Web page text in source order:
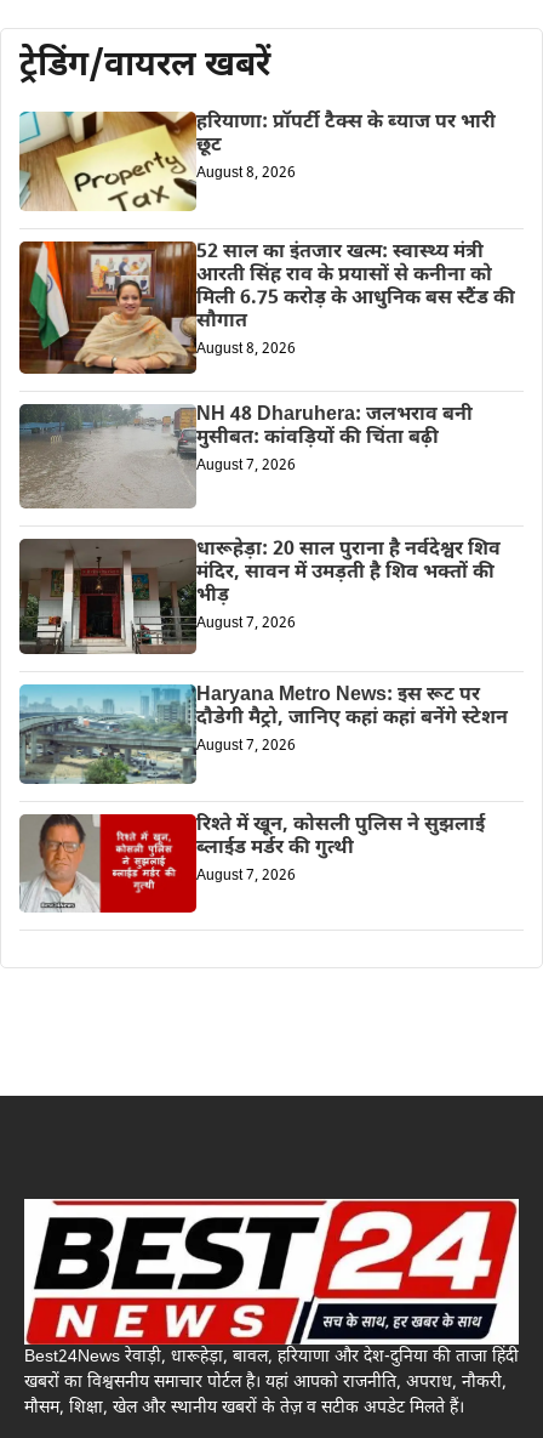
ट्रेडिंग/वायरल खबरें
हरियाणा: प्रॉपर्टी टैक्स के ब्याज पर भारी
छूट
August 8, 2026
52 साल का इंतजार खत्म: स्वास्थ्य मंत्री
आरती सिंह राव के प्रयासों से कनीना को
मिली 6.75 करोड़ के आधुनिक बस स्टैंड की
सौगात
August 8, 2026
NH 48 Dharuhera: जलभराव बनी
मुसीबत: कांवड़ियों की चिंता बढ़ी
August 7, 2026
धारूहेड़ा: 20 साल पुराना है नर्वदेश्वर शिव
मंदिर, सावन में उमड़ती है शिव भक्तों की
भीड़
August 7, 2026
Haryana Metro News: इस रूट पर
दौडेगी मैट्रो, जानिए कहां कहां बनेंगे स्टेशन
August 7, 2026
रिश्ते में खून, कोसली पुलिस ने सुझलाई
ब्लाईड मर्डर की गुत्थी
August 7, 2026
Best24News रेवाड़ी, धारूहेड़ा, बावल, हरियाणा और देश-दुनिया की ताजा हिंदी
खबरों का विश्वसनीय समाचार पोर्टल है। यहां आपको राजनीति, अपराध, नौकरी,
मौसम, शिक्षा, खेल और स्थानीय खबरों के तेज़ व सटीक अपडेट मिलते हैं।